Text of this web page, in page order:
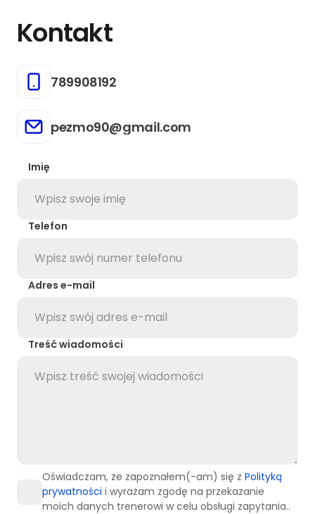
Kontakt
789908192
pezmo90@gmail.com
Imię
Telefon
Adres e-mail
Treść wiadomości
Oświadczam, że zapoznałem(-am) się z Polityką
prywatności i wyrażam zgodę na przekazanie
moich danych trenerowi w celu obsługi zapytania..